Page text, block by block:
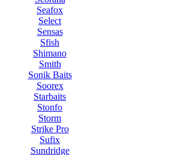
Seafox
Select
Sensas
Sfish
Shimano
Smith
Sonik Baits
Soorex
Starbaits
Stonfo
Storm
Strike Pro
Sufix
Sundridge